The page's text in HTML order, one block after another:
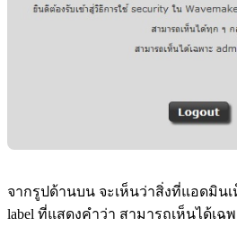
จากรูปด้านบน จะเห็นว่าสิ่งที่แอดมิน
label ที่แสดงคำว่า สามารถเห็นได้เฉพ